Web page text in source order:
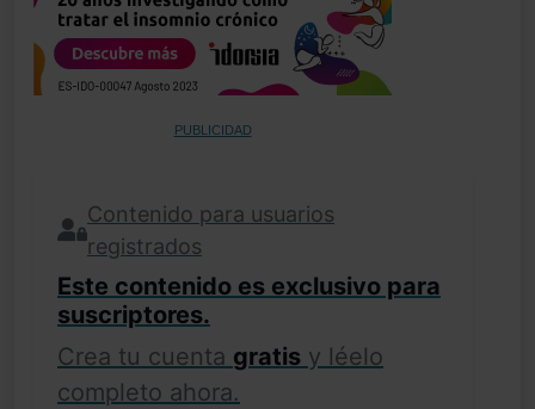
PUBLICIDAD
Contenido para usuarios
registrados
Este contenido es exclusivo para
suscriptores.
Crea tu cuenta gratis y léelo
completo ahora.